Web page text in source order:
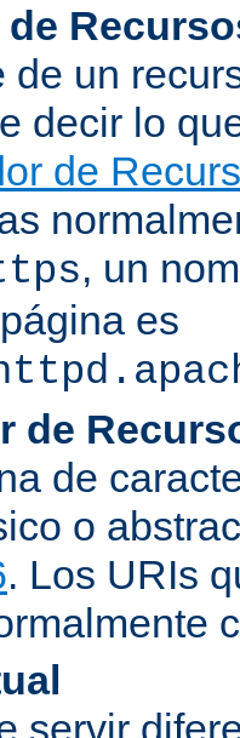
de un
decir lo
de
, un
es
de
de
o
. Los URIs
servir